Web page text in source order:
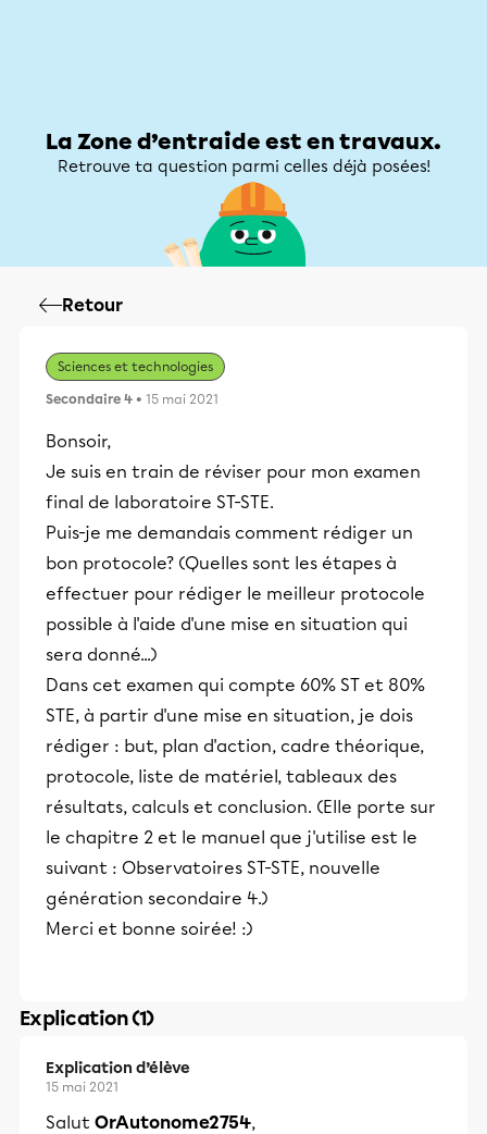
La Zone d’entraide est en travaux.
Retrouve ta question parmi celles déjà posées!
Retour
Sciences et technologies
Secondaire 4 • 15 mai 2021
Bonsoir,
Je suis en train de réviser pour mon examen
final de laboratoire ST-STE.
Puis-je me demandais comment rédiger un
bon protocole? (Quelles sont les étapes à
effectuer pour rédiger le meilleur protocole
possible à l'aide d'une mise en situation qui
sera donné...)
Dans cet examen qui compte 60% ST et 80%
STE, à partir d'une mise en situation, je dois
rédiger : but, plan d'action, cadre théorique,
protocole, liste de matériel, tableaux des
résultats, calculs et conclusion. (Elle porte sur
le chapitre 2 et le manuel que j'utilise est le
suivant : Observatoires ST-STE, nouvelle
génération secondaire 4.)
Merci et bonne soirée! :)
Explication (1)
Explication d’élève
15 mai 2021
Salut OrAutonome2754,